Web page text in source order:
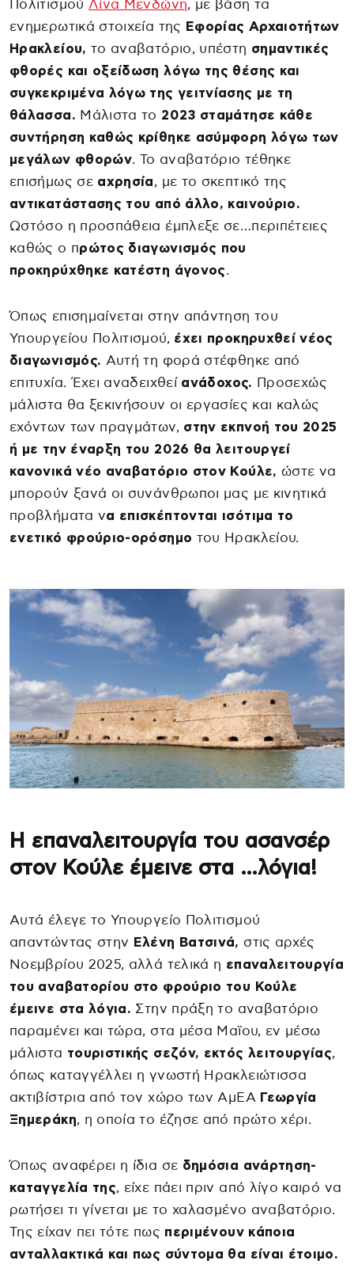
Πολιτισμού Λίνα Μενδώνη, με βάση τα
ενημερωτικά στοιχεία της Εφορίας Αρχαιοτήτων
Ηρακλείου, το αναβατόριο, υπέστη σημαντικές
φθορές και οξείδωση λόγω της θέσης και
συγκεκριμένα λόγω της γειτνίασης με τη
θάλασσα. Μάλιστα το 2023 σταμάτησε κάθε
συντήρηση καθώς κρίθηκε ασύμφορη λόγω των
μεγάλων φθορών. Το αναβατόριο τέθηκε
επισήμως σε αχρησία, με το σκεπτικό της
αντικατάστασης του από άλλο, καινούριο.
Ωστόσο η προσπάθεια έμπλεξε σε…περιπέτειες
καθώς ο πρώτος διαγωνισμός που
προκηρύχθηκε κατέστη άγονος.
Όπως επισημαίνεται στην απάντηση του
Υπουργείου Πολιτισμού, έχει προκηρυχθεί νέος
διαγωνισμός. Αυτή τη φορά στέφθηκε από
επιτυχία. Έχει αναδειχθεί ανάδοχος. Προσεχώς
μάλιστα θα ξεκινήσουν οι εργασίες και καλώς
εχόντων των πραγμάτων, στην εκπνοή του 2025
ή με την έναρξη του 2026 θα λειτουργεί
κανονικά νέο αναβατόριο στον Κούλε, ώστε να
μπορούν ξανά οι συνάνθρωποι μας με κινητικά
προβλήματα να επισκέπτονται ισότιμα το
ενετικό φρούριο-ορόσημο του Ηρακλείου.
Η επαναλειτουργία του ασανσέρ
στον Κούλε έμεινε στα …λόγια!
Αυτά έλεγε το Υπουργείο Πολιτισμού
απαντώντας στην Ελένη Βατσινά, στις αρχές
Νοεμβρίου 2025, αλλά τελικά η επαναλειτουργία
του αναβατορίου στο φρούριο του Κούλε
έμεινε στα λόγια. Στην πράξη το αναβατόριο
παραμένει και τώρα, στα μέσα Μαϊου, εν μέσω
μάλιστα τουριστικής σεζόν, εκτός λειτουργίας,
όπως καταγγέλλει η γνωστή Ηρακλειώτισσα
ακτιβίστρια από τον χώρο των ΑμΕΑ Γεωργία
Ξημεράκη, η οποία το έζησε από πρώτο χέρι.
Όπως αναφέρει η ίδια σε δημόσια ανάρτηση-
καταγγελία της, είχε πάει πριν από λίγο καιρό να
ρωτήσει τι γίνεται με το χαλασμένο αναβατόριο.
Της είχαν πει τότε πως περιμένουν κάποια
ανταλλακτικά και πως σύντομα θα είναι έτοιμο.